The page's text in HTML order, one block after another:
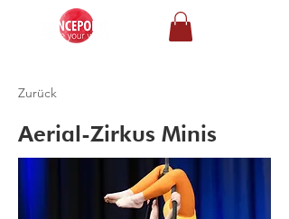
Zurück
Aerial-Zirkus Minis